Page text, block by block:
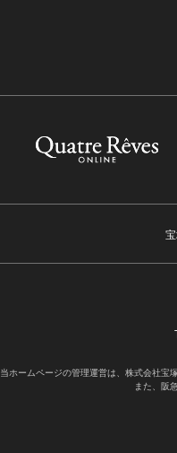
当ホームページの管理運営は、株式会社宝
また、阪